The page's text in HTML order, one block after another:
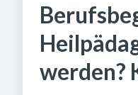
werden?